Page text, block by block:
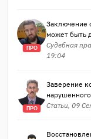
ПРО
Заключение
может быть
Судебная
19:04
ПРО
Заверение
Статьи, 09